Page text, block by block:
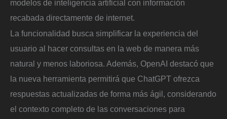
modelos de inteligencia artificial con información
recabada directamente de internet.
La funcionalidad busca simplificar la experiencia del
usuario al hacer consultas en la web de manera más
natural y menos laboriosa. Además, OpenAI destacó que
la nueva herramienta permitirá que ChatGPT ofrezca
respuestas actualizadas de forma más ágil, considerando
el contexto completo de las conversaciones para